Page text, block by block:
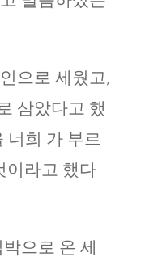
으로 세웠고,
삼았다고 했
너희 가 부르
이라고 했다
으로 온 세